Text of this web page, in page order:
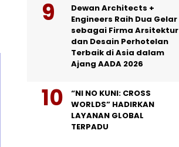
Dewan Architects +
Engineers Raih Dua Gelar
sebagai Firma Arsitektur
dan Desain Perhotelan
Terbaik di Asia dalam
Ajang AADA 2026
“NI NO KUNI: CROSS
WORLDS” HADIRKAN
LAYANAN GLOBAL
TERPADU